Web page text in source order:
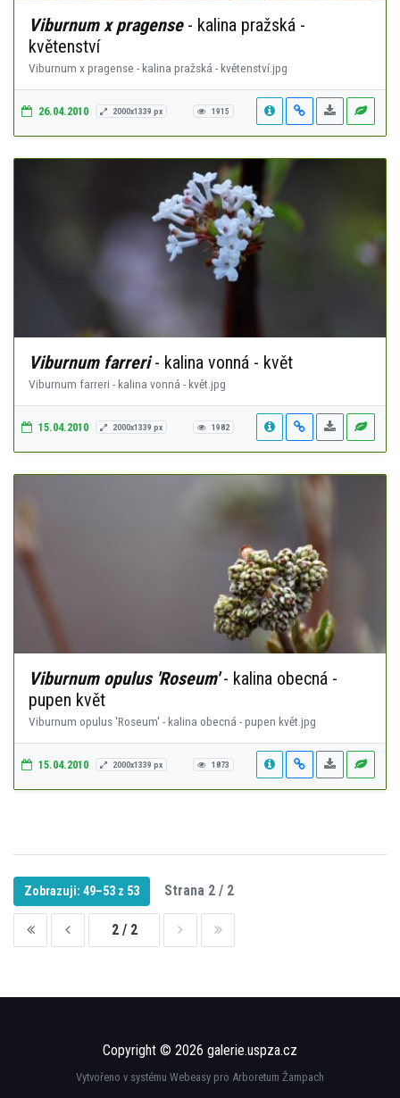
Viburnum x pragense- kalina pražská -
květenství
Viburnum x pragense - kalina pražská - květenství.jpg
26.04.2010 2000x1339 px 1915
Viburnum farreri- kalina vonná - květ
Viburnum farreri - kalina vonná - květ.jpg
15.04.2010 2000x1339 px 1982
Viburnum opulus 'Roseum'- kalina obecná -
pupen květ
Viburnum opulus 'Roseum' - kalina obecná - pupen květ.jpg
15.04.2010 2000x1339 px 1873
Zobrazuji: 49–53 z 53 Strana 2 / 2
2 / 2
Copyright © 2026 galerie.uspza.cz
Vytvořeno v systému Webeasy pro Arboretum Žampach